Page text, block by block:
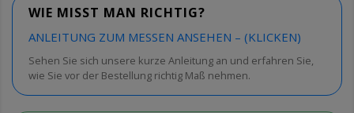
WIE MISST MAN RICHTIG?
ANLEITUNG ZUM MESSEN ANSEHEN – (KLICKEN)
Sehen Sie sich unsere kurze Anleitung an und erfahren Sie,
wie Sie vor der Bestellung richtig Maß nehmen.